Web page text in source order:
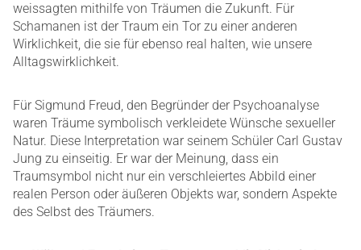
weissagten mithilfe von Träumen die Zukunft. Für
Schamanen ist der Traum ein Tor zu einer anderen
Wirklichkeit, die sie für ebenso real halten, wie unsere
Alltagswirklichkeit.
Für Sigmund Freud, den Begründer der Psychoanalyse
waren Träume symbolisch verkleidete Wünsche sexueller
Natur. Diese Interpretation war seinem Schüler Carl Gustav
Jung zu einseitig. Er war der Meinung, dass ein
Traumsymbol nicht nur ein verschleiertes Abbild einer
realen Person oder äußeren Objekts war, sondern Aspekte
des Selbst des Träumers.